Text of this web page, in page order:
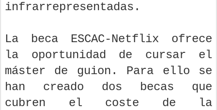
infrarrepresentadas.
La beca ESCAC-Netflix ofrece
la oportunidad de cursar el
máster de guion. Para ello se
han creado dos becas que
cubren el coste de la